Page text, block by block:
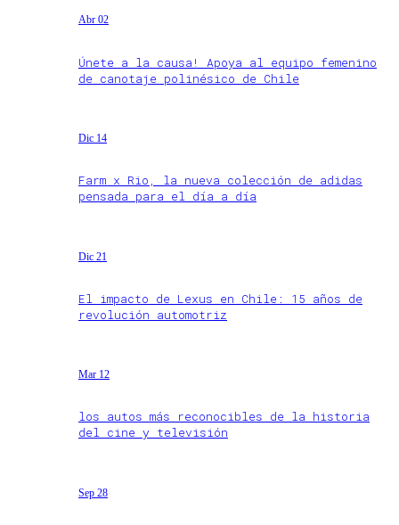
Abr 02
Únete a la causa! Apoya al equipo femenino
de canotaje polinésico de Chile
Dic 14
Farm x Rio, la nueva colección de adidas
pensada para el día a día
Dic 21
El impacto de Lexus en Chile: 15 años de
revolución automotriz
Mar 12
los autos más reconocibles de la historia
del cine y televisión
Sep 28